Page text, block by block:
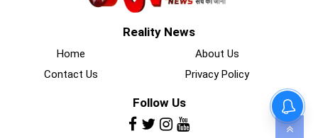
Reality News
Home
About Us
Contact Us
Privacy Policy
Follow Us